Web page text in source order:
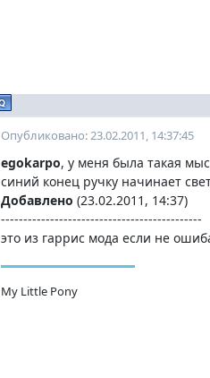
Опубликовано: 23.02.2011, 14:37:45
egokarpo, у меня была такая
синий конец ручку начинает
Добавлено (23.02.2011, 14:37)
---------------------------------------------
это из гаррис мода если не
My Little Pony